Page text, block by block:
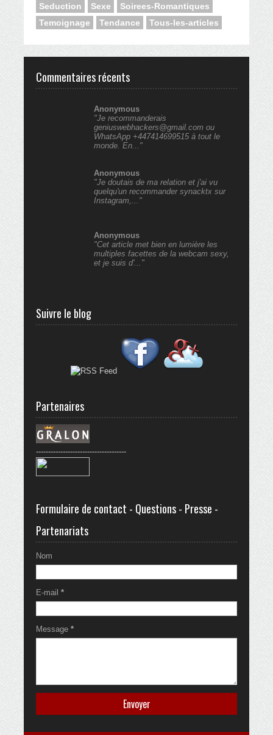
Seduction
Sexe
Soirees-Romantiques
Temoignage
Tendance Tous-les-articles
Commentaires récents
Anonymous
"Je recommanderais
geniuswebhackers@gmail.com ou
WhatsApp +447414699515 à tout le
monde. En..."
Anonymous
"Je doutais de ma relation et j'ai vu
quelqu'un recommander synacktx sur
Instagram,..."
Anonymous
"Cet article met bien en lumière les
multiples facettes de la webcam sexy,
et je suis d'..."
Suivre le blog
Partenaires
-------------------------------------
Formulaire de contact - Questions - Presse -
Partenariats
Nom
E-mail *
Message *